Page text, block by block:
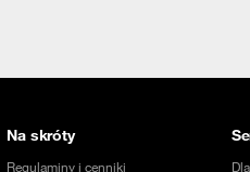
Na skróty
Regulaminy i cenniki